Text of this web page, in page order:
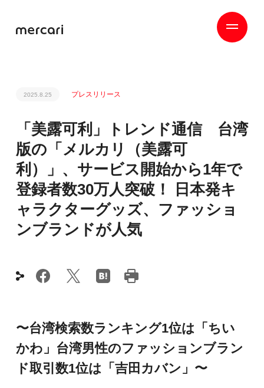
2025.8.25 プレスリリース
「美露可利」トレンド通信 台湾
版の「メルカリ（美露可
利）」、サービス開始から1年で
登録者数30万人突破！ 日本発キ
ャラクターグッズ、ファッショ
ンブランドが人気
〜台湾検索数ランキング1位は「ちい
かわ」台湾男性のファッションブラン
ド取引数1位は「吉田カバン」〜